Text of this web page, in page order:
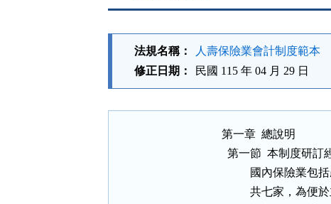
法規名稱：
人壽保險業會計制度範本
修正日期：
民國 115 年 04 月 29 日
第一章  總說明
第一節  本制度研訂
國內保險業
共七家，為